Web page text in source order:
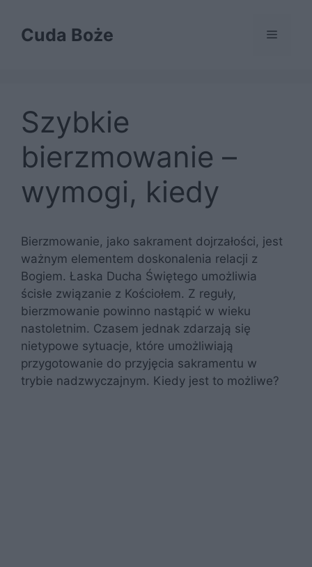
treściCuda Boże Menu
Szybkie
bierzmowanie –
wymogi, kiedy
Bierzmowanie, jako sakrament dojrzałości, jest
ważnym elementem doskonalenia relacji z
Bogiem. Łaska Ducha Świętego umożliwia
ścisłe związanie z Kościołem. Z reguły,
bierzmowanie powinno nastąpić w wieku
nastoletnim. Czasem jednak zdarzają się
nietypowe sytuacje, które umożliwiają
przygotowanie do przyjęcia sakramentu w
trybie nadzwyczajnym. Kiedy jest to możliwe?